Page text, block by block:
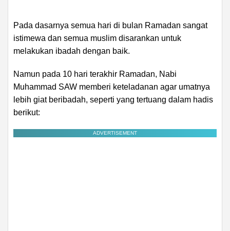
Pada dasarnya semua hari di bulan Ramadan sangat
istimewa dan semua muslim disarankan untuk
melakukan ibadah dengan baik.
Namun pada 10 hari terakhir Ramadan, Nabi
Muhammad SAW memberi keteladanan agar umatnya
lebih giat beribadah, seperti yang tertuang dalam hadis
berikut:
ADVERTISEMENT